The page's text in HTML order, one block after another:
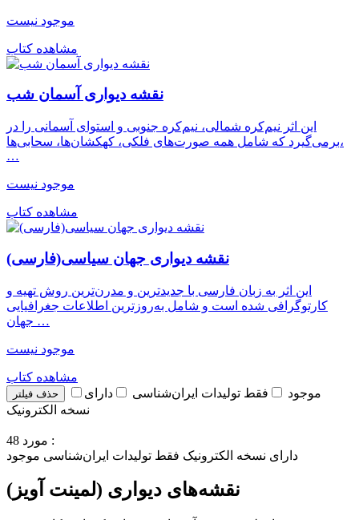
موجود نیست
مشاهده کتاب
نقشه دیواری آسمان شب
این اثر نیم‌کره شمالی، نیم‌کره جنوبی و استوای آسمانی را در
برمی‌گیرد که شامل همه صورت‌های فلکی، کهکشان‌ها، سحابی‌ها،
…
موجود نیست
مشاهده کتاب
نقشه دیواری جهان سیاسی(فارسی)
این اثر به زبان فارسی با جدیدترین و مدرن‌ترین روش تهیه و
کارتوگرافی شده است و شامل به‌روزترین اطلاعات جغرافیایی
جهان …
موجود نیست
مشاهده کتاب
حذف فیلتر موجود فقط تولیدات ایران‌شناسی
دارای
نسخه الکترونیک
48 مورد :
دارای نسخه الکترونیک فقط تولیدات ایران‌شناسی موجود
نقشه‌های دیواری (لمینت آویز)